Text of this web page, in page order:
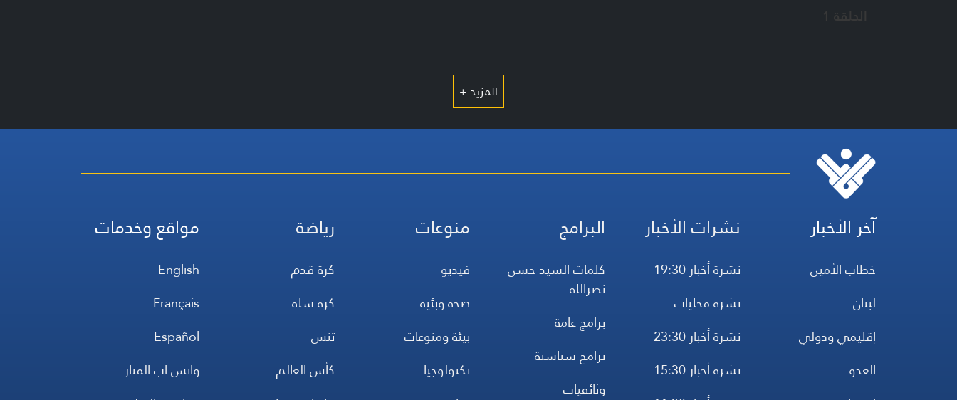
الحلقة 1
المزيد +
آخر الأخبار
خطاب الأمين
لبنان
إقليمي ودولي
العدو
نشرات الأخبار
نشرة أخبار 19:30
نشرة محليات
نشرة أخبار 23:30
نشرة أخبار 15:30
البرامج
كلمات السيد حسن
نصرالله
برامج عامة
برامج سياسية
وثائقيات
منوعات
فيديو
صحة وبئية
بيئة ومنوعات
تكنولوجيا
رياضة
كرة قدم
كرة سلة
تنس
كأس العالم
مواقع وخدمات
English
Français
Español
واتس اب المنار